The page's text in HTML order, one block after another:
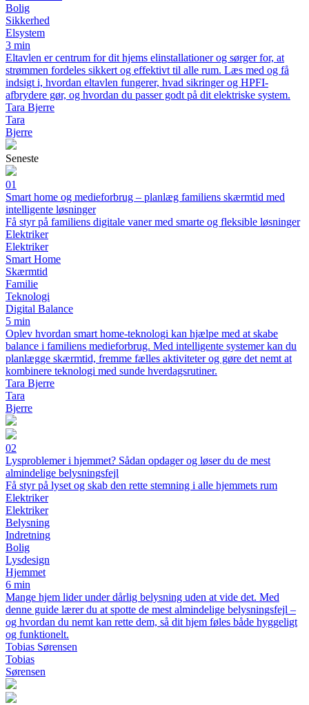
Bolig
Sikkerhed
Elsystem
3 min
Eltavlen er centrum for dit hjems elinstallationer og sørger for, at
strømmen fordeles sikkert og effektivt til alle rum. Læs med og få
indsigt i, hvordan eltavlen fungerer, hvad sikringer og HPFI-
afbrydere gør, og hvordan du passer godt på dit elektriske system.
Tara Bjerre
Tara
Bjerre
Seneste
01
Smart home og medieforbrug – planlæg familiens skærmtid med
intelligente løsninger
Få styr på familiens digitale vaner med smarte og fleksible løsninger
Elektriker
Elektriker
Smart Home
Skærmtid
Familie
Teknologi
Digital Balance
5 min
Oplev hvordan smart home-teknologi kan hjælpe med at skabe
balance i familiens medieforbrug. Med intelligente systemer kan du
planlægge skærmtid, fremme fælles aktiviteter og gøre det nemt at
kombinere teknologi med sunde hverdagsrutiner.
Tara Bjerre
Tara
Bjerre
02
Lysproblemer i hjemmet? Sådan opdager og løser du de mest
almindelige belysningsfejl
Få styr på lyset og skab den rette stemning i alle hjemmets rum
Elektriker
Elektriker
Belysning
Indretning
Bolig
Lysdesign
Hjemmet
6 min
Mange hjem lider under dårlig belysning uden at vide det. Med
denne guide lærer du at spotte de mest almindelige belysningsfejl –
og hvordan du nemt kan rette dem, så dit hjem føles både hyggeligt
og funktionelt.
Tobias Sørensen
Tobias
Sørensen